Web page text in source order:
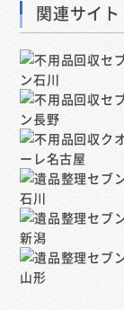
関連サイト